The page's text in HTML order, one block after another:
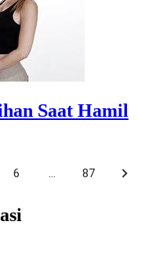
Saat Hamil
6 … 87